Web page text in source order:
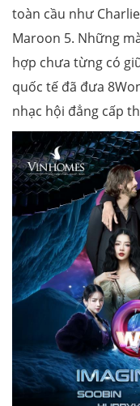
toàn cầu như
Maroon 5. Những
hợp chưa từng có
quốc tế đã đưa
nhạc hội đẳng cấp